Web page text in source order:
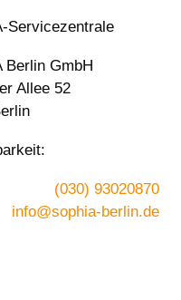
Servicezentrale
Berlin GmbH
Allee 52
(030) 93020870
info@sophia-berlin.de